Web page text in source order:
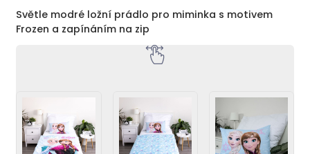
Světle modré ložní prádlo pro miminka s motivem
Frozen a zapínáním na zip